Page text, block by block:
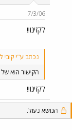
7/3/06
לקזינו!!
נכתב ע"י קובי
הקישור הוא
לקזינו!!
הנושא נעול.